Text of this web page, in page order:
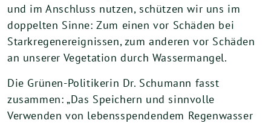
und im Anschluss nutzen, schützen wir uns im
doppelten Sinne: Zum einen vor Schäden bei
Starkregenereignissen, zum anderen vor Schäden
an unserer Vegetation durch Wassermangel.
Die Grünen-Politikerin Dr. Schumann fasst
zusammen: „Das Speichern und sinnvolle
Verwenden von lebensspendendem Regenwasser